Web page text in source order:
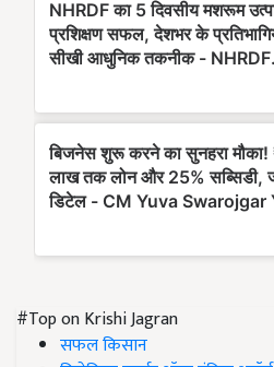
#Top on Krishi Jagran
सफल किसान